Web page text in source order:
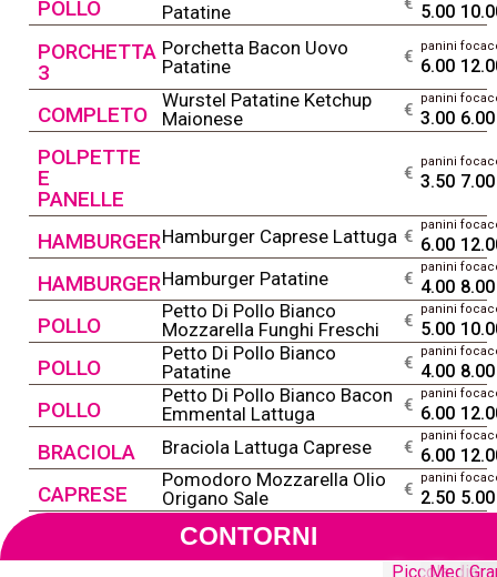
POLLO
Patatine
5.00
PORCHETTA
3
@Porchetta Bacon Uovo
Patatine
€
panini
6.00
COMPLETO @
Wurstel Patatine Ketchup
Maionese
€
panini
3.00 6.00
POLPETTE
E
PANELLE
€
panini
3.50 7.00
HAMBURGER@Hamburger Caprese Lattuga €
panini
6.00
HAMBURGER@Hamburger Patatine €
panini
4.00 8.00
POLLO @Petto Di Pollo Bianco
Mozzarella Funghi Freschi
€
panini
5.00
POLLO @Petto Di Pollo Bianco
Patatine
€
panini
4.00 8.00
POLLO @Petto Di Pollo Bianco Bacon
Emmental Lattuga
€
panini
6.00
BRACIOLA @Braciola Lattuga Caprese €
panini
6.00
CAPRESE @Pomodoro Mozzarella Olio
Origano Sale
€
panini
2.50 5.00
CONTORNI
PiccolaMedia